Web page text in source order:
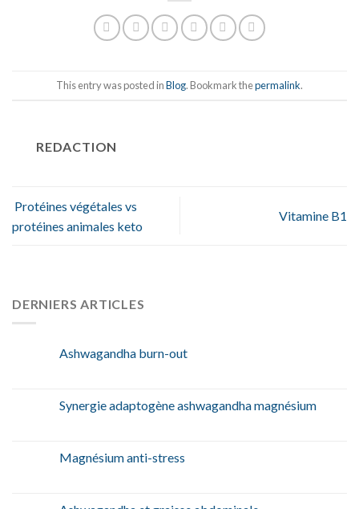
This entry was posted inBlog. Bookmark thepermalink.
REDACTION
Protéines végétales vs
protéines animales keto
Vitamine B1
DERNIERS ARTICLES
Ashwagandha burn-out
Synergie adaptogène ashwagandha magnésium
Magnésium anti-stress